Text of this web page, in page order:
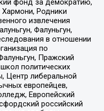
фонд за демократию,
Родники
извлечения
Фалуньгун,
в отношении
по
Пражский
политических
Центр либеральной
европейцев,
Европейский
российский